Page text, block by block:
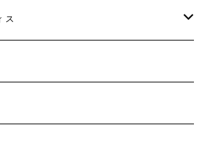
イント
ス